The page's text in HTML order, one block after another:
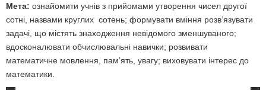
Мета: ознайомити учнів з прийомами утворення чисел другої
сотні, назвами круглих сотень; формувати вміння розв’язувати
задачі, що містять знаходження невідомого зменшуваного;
вдосконалювати обчислювальні навички; розвивати
математичне мовлення, пам’ять, увагу; виховувати інтерес до
математики.